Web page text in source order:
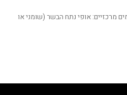
מרכזיים: אופי נתח הבשר (שומני או